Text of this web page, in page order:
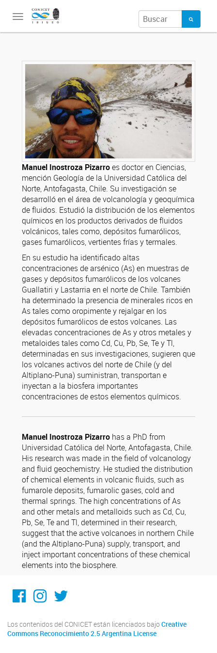
Toggle
Manuel Inostroza Pizarroes doctor en Ciencias,
mención Geología de la Universidad Católica del
Norte, Antofagasta, Chile. Su investigación se
desarrolló en el área de volcanología y geoquímica
de fluidos. Estudió la distribución de los elementos
químicos en los productos derivados de fluidos
volcánicos, tales como, depósitos fumarólicos,
gases fumarólicos, vertientes frías y termales.
En su estudio ha identificado altas
concentraciones de arsénico (As) en muestras de
gases y depósitos fumarólicos de los volcanes
Guallatiri y Lastarria en el norte de Chile. También
ha determinado la presencia de minerales ricos en
As tales como oropimente y rejalgar en los
depósitos fumarólicos de estos volcanes. Las
elevadas concentraciones de As y otros metales y
metaloides tales como Cd, Cu, Pb, Se, Te y Tl,
determinadas en sus investigaciones, sugieren que
los volcanes activos del norte de Chile (y del
Altiplano-Puna) suministran, transportan e
inyectan a la biosfera importantes
concentraciones de estos elementos químicos.
Manuel Inostroza Pizarro has a PhD from
Universidad Católica del Norte, Antofagasta, Chile.
His research was made in the field of volcanology
and fluid geochemistry. He studied the distribution
of chemical elements in volcanic fluids, such as
fumarole deposits, fumarolic gases, cold and
thermal springs. The high concentrations of As
and other metals and metalloids such as Cd, Cu,
Pb, Se, Te and Tl, determined in their research,
suggest that the active volcanoes in northern Chile
(and the Altiplano-Puna) supply, transport, and
inject important concentrations of these chemical
elements into the biosphere.
Facebook
Instagram
Twitter
Los contenidos del CONICET están licenciados bajo Creative
Commons Reconocimiento 2.5 Argentina License